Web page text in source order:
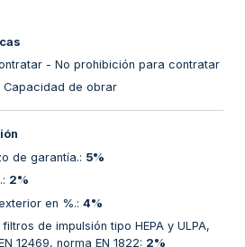
- No prohibición para contratar
de obrar
de garantía.: 5%
: 2%
en %.: 4%
de impulsión tipo HEPA y ULPA,
12469, norma EN 1822: 2%